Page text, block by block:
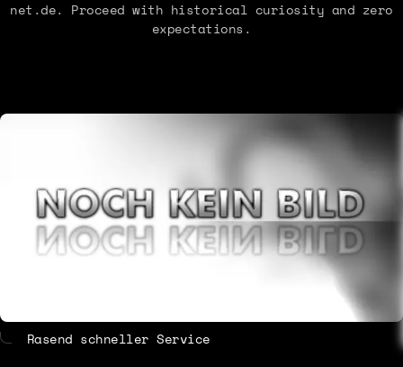
2015
2014
2010
net.de. Proceed with historical curiosity and zero
expectations.
Rasend schneller Service